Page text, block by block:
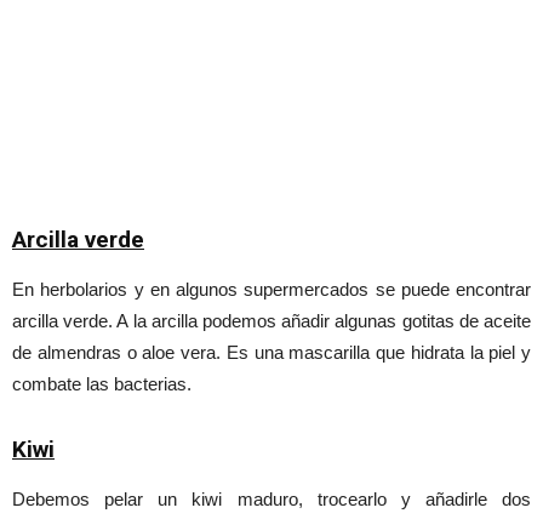
Arcilla verde
En herbolarios y en algunos supermercados se puede encontrar
arcilla verde. A la arcilla podemos añadir algunas gotitas de aceite
de almendras o aloe vera. Es una mascarilla que hidrata la piel y
combate las bacterias.
Kiwi
Debemos pelar un kiwi maduro, trocearlo y añadirle dos